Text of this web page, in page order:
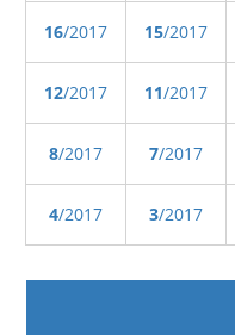
16/2017 15/2017
12/2017 11/2017
8/2017 7/2017
4/2017 3/2017